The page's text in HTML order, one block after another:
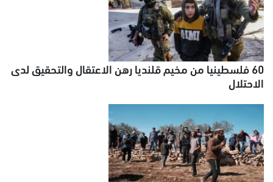
60 فلسطينيا من مخيم قلنديا رهن الاعتقال والتحقيق لدى
الاحتلال